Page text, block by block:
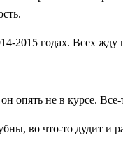
2015 годах. Всех жду
не в курсе.
во что-то